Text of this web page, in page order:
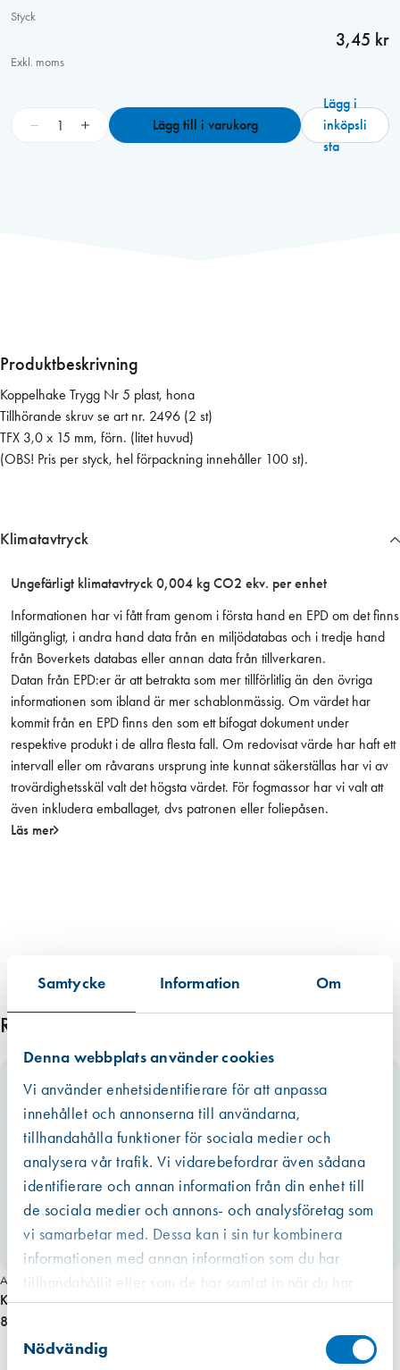
Samtycke Information Om
Denna webbplats använder cookies
Vi använder enhetsidentifierare för att anpassa
innehållet och annonserna till användarna,
tillhandahålla funktioner för sociala medier och
analysera vår trafik. Vi vidarebefordrar även sådana
identifierare och annan information från din enhet till
de sociala medier och annons- och analysföretag som
vi samarbetar med. Dessa kan i sin tur kombinera
informationen med annan information som du har
tillhandahållit eller som de har samlat in när du har
använt deras tjänster.
Samtyckesval
Nödvändig
Styck
3,45 kr
Exkl. moms
y
g
g
N
r
a
t
h
o
n
a
p
r
i
s
/
s
t
+ Lägg till i varukorg
Lägg i
inköpsli
sta
Klimatavtryck
Ungefärligt klimatavtryck 0,004 kg CO2 ekv. per enhet
Informationen har vi fått fram genom i första hand en EPD om det finns
tillgängligt, i andra hand data från en miljödatabas och i tredje hand
från Boverkets databas eller annan data från tillverkaren.
Datan från EPD:er är att betrakta som mer tillförlitlig än den övriga
informationen som ibland är mer schablonmässig. Om värdet har
kommit från en EPD finns den som ett bifogat dokument under
respektive produkt i de allra flesta fall. Om redovisat värde har haft ett
intervall eller om råvarans ursprung inte kunnat säkerställas har vi av
trovärdighetsskäl valt det högsta värdet. För fogmassor har vi valt att
även inkludera emballaget, dvs patronen eller foliepåsen.
Läs mer
Produktbeskrivning
Koppelhake Trygg Nr 5 plast, hona
Tillhörande skruv se art nr. 2496 (2 st)
TFX 3,0 x 15 mm, förn. (litet huvud)
(OBS! Pris per styck, hel förpackning innehåller 100 st).
Relaterade produkter
Art. nr 4331
Koppelhake Click Nylon 1-hål Svart
80,00 kr
Finns i lager (71 st)